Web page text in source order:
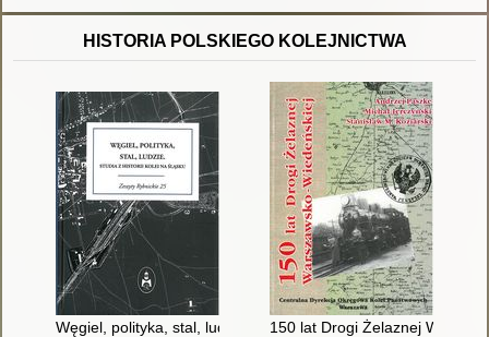
HISTORIA POLSKIEGO KOLEJNICTWA
Węgiel, polityka, stal, ludzie... : studia z dziejów kolei na Śląsku
150 lat Drogi Żelaznej